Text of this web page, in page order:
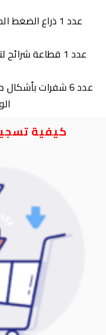
عدد 1 ذراع الضغط المدمج مع غطاء الوعاء
عدد 1 قطاعة شرائح لتثبيتها على غطاء الوعاء
عدد 6 شفرات